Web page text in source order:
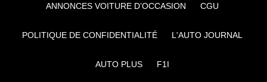
ANNONCES VOITURE D’OCCASION CGU
POLITIQUE DE CONFIDENTIALITÉ L'AUTO JOURNAL
AUTO PLUS F1I